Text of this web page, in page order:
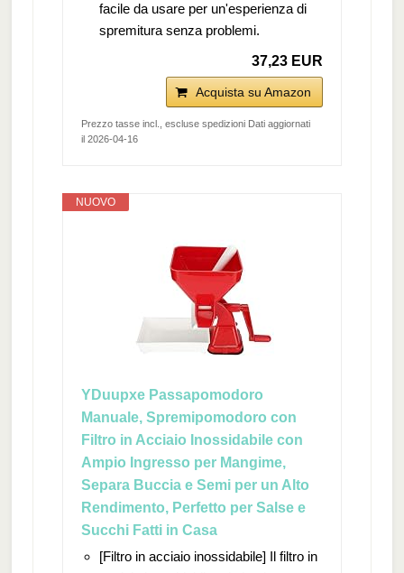
facile da usare per un'esperienza di
spremitura senza problemi.
37,23 EUR
Acquista su Amazon
Prezzo tasse incl., escluse spedizioni Dati aggiornati
il 2026-04-16
NUOVO
YDuupxe Passapomodoro
Manuale, Spremipomodoro con
Filtro in Acciaio Inossidabile con
Ampio Ingresso per Mangime,
Separa Buccia e Semi per un Alto
Rendimento, Perfetto per Salse e
Succhi Fatti in Casa
[Filtro in acciaio inossidabile] Il filtro in